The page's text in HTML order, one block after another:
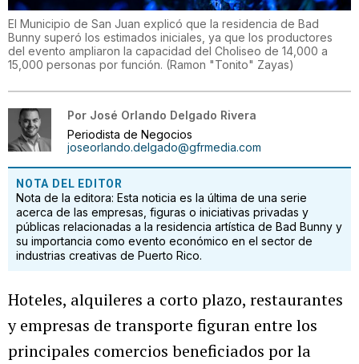
El Municipio de San Juan explicó que la residencia de Bad
Bunny superó los estimados iniciales, ya que los productores
del evento ampliaron la capacidad del Choliseo de 14,000 a
15,000 personas por función. (Ramon "Tonito" Zayas)
Por José Orlando Delgado Rivera
Periodista de Negocios
joseorlando.delgado@gfrmedia.com
NOTA DEL EDITOR
Nota de la editora: Esta noticia es la última de una serie
acerca de las empresas, figuras o iniciativas privadas y
públicas relacionadas a la residencia artística de Bad Bunny y
su importancia como evento económico en el sector de
industrias creativas de Puerto Rico.
Hoteles, alquileres a corto plazo, restaurantes
y empresas de transporte figuran entre los
principales comercios beneficiados por la